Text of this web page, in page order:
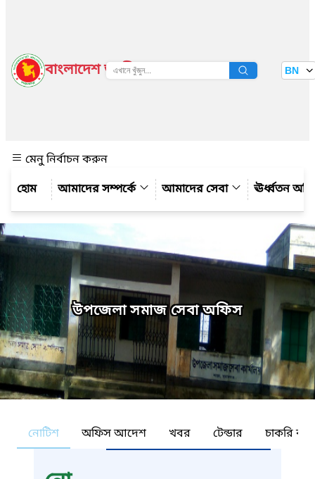
বাংলাদেশ জাতীয় তথ্য বাতায়ন BN
মেনু নির্বাচন করুন
আমাদের সম্পর্কে
আমাদের সেবা ঊর্ধ্বতন
উপজেলা সমাজ সেবা অফিস
নোটিশ অফিস আদেশ খবর টেন্ডার চাকরি